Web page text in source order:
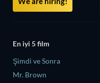
En iyi 5 film
Şimdi ve Sonra
Mr. Brown